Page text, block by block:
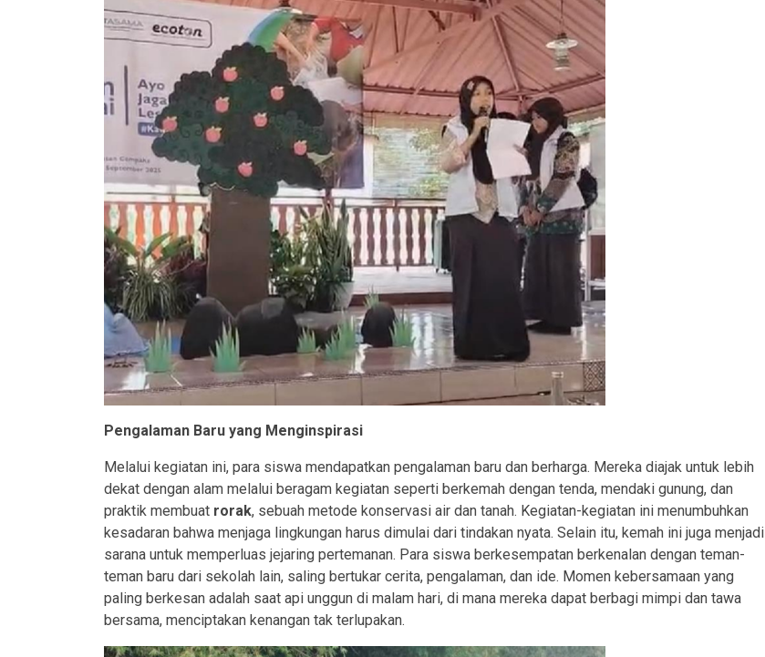
Pengalaman Baru yang Menginspirasi
Melalui kegiatan ini, para siswa mendapatkan pengalaman baru dan berharga. Mereka diajak untuk lebih
dekat dengan alam melalui beragam kegiatan seperti berkemah dengan tenda, mendaki gunung, dan
praktik membuat rorak, sebuah metode konservasi air dan tanah. Kegiatan-kegiatan ini menumbuhkan
kesadaran bahwa menjaga lingkungan harus dimulai dari tindakan nyata. Selain itu, kemah ini juga menjadi
sarana untuk memperluas jejaring pertemanan. Para siswa berkesempatan berkenalan dengan teman-
teman baru dari sekolah lain, saling bertukar cerita, pengalaman, dan ide. Momen kebersamaan yang
paling berkesan adalah saat api unggun di malam hari, di mana mereka dapat berbagi mimpi dan tawa
bersama, menciptakan kenangan tak terlupakan.